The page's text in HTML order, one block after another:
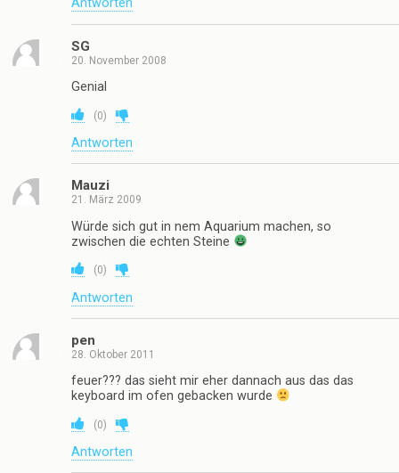
Antworten
SG
20. November 2008
Genial
(0)
Antworten
Mauzi
21. März 2009
Würde sich gut in nem Aquarium machen, so
zwischen die echten Steine
(0)
Antworten
pen
28. Oktober 2011
feuer??? das sieht mir eher dannach aus das das
keyboard im ofen gebacken wurde
(0)
Antworten